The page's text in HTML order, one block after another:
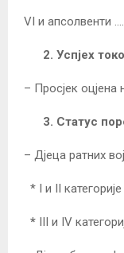
VI и апсолвенти
2. Успјех
– Просјек
3. Статус
– Дјеца ратних
* I и II
* III и IV